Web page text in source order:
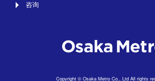
咨询
Copyright © Osaka Metro Co., Ltd All rights